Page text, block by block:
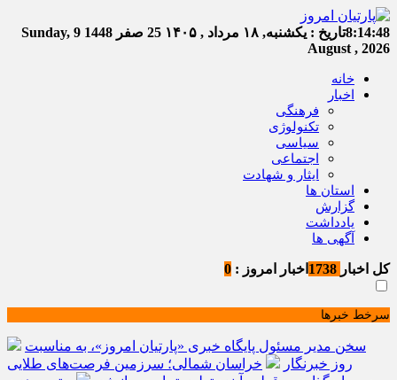
8:14:48تاریخ : یکشنبه, ۱۸ مرداد , ۱۴۰۵ 25 صفر 1448
Sunday, 9
August , 2026
خانه
اخبار
فرهنگی
تکنولوژی
سیاسی
اجتماعی
ایثار و شهادت
استان ها
گزارش
یادداشت
آگهی ها
کل اخبار اخبار امروز : 0
سرخط خبرها
سخن مدیر مسئول پایگاه خبری «پارتیان امروز»، به مناسبت
روز خبرنگار
خراسان شمالی؛ سرزمین فرصت‌های طلایی